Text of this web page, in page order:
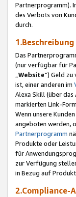
Partnerprogramm).
des Verbots von
durch.
Das
(nur verfügbar für
Website“) Geld zu
ist, einer anderen im
Alexa Skill (über das
markierten Link-
Wenn unsere
angeboten werden,
Partnerprogramm
Produkte oder
für
zur Verfügung
in Bezug auf